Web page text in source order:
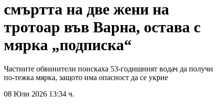
смъртта на две жени на
тротоар във Варна, остава с
мярка „подписка“
Частните обвинители поискаха 53-годишният водач да получи
по-тежка мярка, защото има опасност да се укрие
08 Юли 2026 13:34 ч.